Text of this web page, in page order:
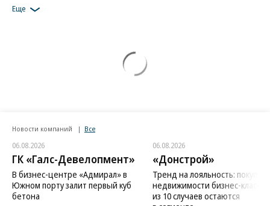
Еще
Новости компаний Все
06.08.2026
ГК «Галс-Девелопмент»
В бизнес-центре «Адмирал» в
Южном порту залит первый куб
бетона
06.08.2026
«Донстрой»
Тренд на лояльность:
недвижимости бизнес-класса
из 10 случаев остаются